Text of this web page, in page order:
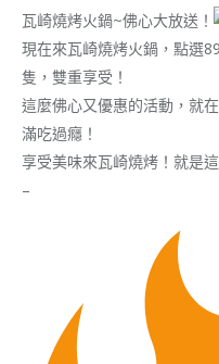
瓦崎燒烤火鍋~佛心大放送！
現在來瓦崎燒烤火鍋，點選
隻，雙重享受！
這麼佛心又優惠的活動，就
滿吃過癮！
享受美味來瓦崎燒烤！就是
–